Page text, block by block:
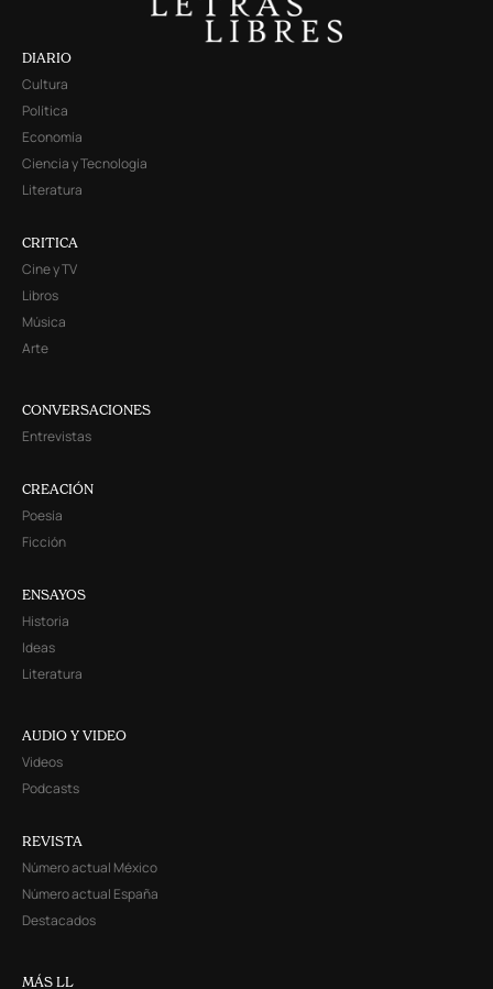
DIARIO
Cultura
Política
Economía
Ciencia y Tecnología
Literatura
CRITICA
Cine y TV
Libros
Música
Arte
CONVERSACIONES
Entrevistas
CREACIÓN
Poesía
Ficción
ENSAYOS
Historia
Ideas
Literatura
AUDIO Y VIDEO
Videos
Podcasts
REVISTA
Número actual México
Número actual España
Destacados
MÁS LL